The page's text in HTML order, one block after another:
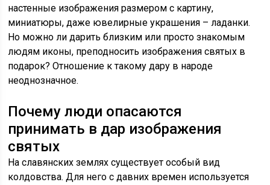
настенные изображения размером с картину,
миниатюры, даже ювелирные украшения – ладанки.
Но можно ли дарить близким или просто знакомым
людям иконы, преподносить изображения святых в
подарок? Отношение к такому дару в народе
неоднозначное.
Почему люди опасаются
принимать в дар изображения
святых
На славянских землях существует особый вид
колдовства. Для него с давних времен используется